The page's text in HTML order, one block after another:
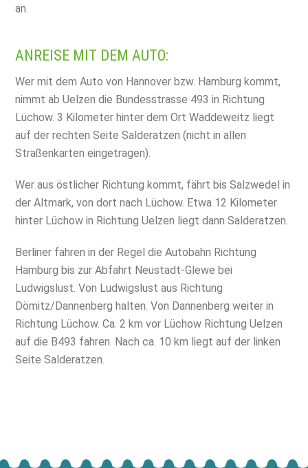
an.
ANREISE MIT DEM AUTO:
Wer mit dem Auto von Hannover bzw. Hamburg kommt,
nimmt ab Uelzen die Bundesstrasse 493 in Richtung
Lüchow. 3 Kilometer hinter dem Ort Waddeweitz liegt
auf der rechten Seite Salderatzen (nicht in allen
Straßenkarten eingetragen).
Wer aus östlicher Richtung kommt, fährt bis Salzwedel in
der Altmark, von dort nach Lüchow. Etwa 12 Kilometer
hinter Lüchow in Richtung Uelzen liegt dann Salderatzen.
Berliner fahren in der Regel die Autobahn Richtung
Hamburg bis zur Abfahrt Neustadt-Glewe bei
Ludwigslust. Von Ludwigslust aus Richtung
Dömitz/Dannenberg halten. Von Dannenberg weiter in
Richtung Lüchow. Ca. 2 km vor Lüchow Richtung Uelzen
auf die B493 fahren. Nach ca. 10 km liegt auf der linken
Seite Salderatzen.